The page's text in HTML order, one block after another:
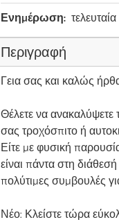
Ενημέρωση:
Περιγραφή
Γεια σας και καλώς
Θέλετε να
σας τροχόσπιτο ή
Είτε με φυσική
είναι πάντα στη
πολύτιμες συμβουλές
Νέο: Κλείστε τώρα